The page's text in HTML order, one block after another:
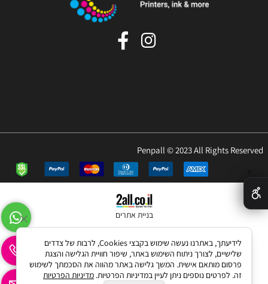
Penpall © 2023 All Rights Reserved
בניית אתרים
לידיעתך, באתרנו נעשה שימוש בקבצי Cookies, לרבות של צדדים
שלישיים, לצורך ניתוח השימוש באתר, שיפור חוויית הגלישה והצגת
פרסום מותאם אישית. המשך גלישה באתר מהווה את הסכמתך לשימוש
זה. לפרטים נוספים ניתן לעיין במדיניות הפרטיות. מדיניות הפרטיות